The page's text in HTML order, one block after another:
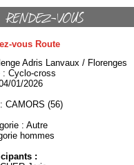
vous Route
Adris Lanvaux / Florenges
: Cyclo-cross
01/2026
CAMORS (56)
: Autre
hommes
: